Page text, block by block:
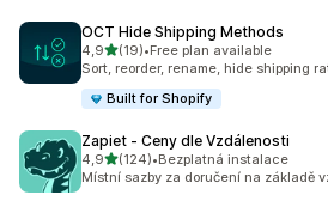
OCT Hide Shipping Methods
4,9z 5 hvězd
(19)
Celkový počet recenzí: 19
•Free plan available
Sort, reorder, rename, hide shipping
Built for Shopify
Zapiet ‑ Ceny dle Vzdálenosti
4,9z 5 hvězd
(124)
Celkový počet recenzí: 124
•Bezplatná instalace
Místní sazby za doručení na základě